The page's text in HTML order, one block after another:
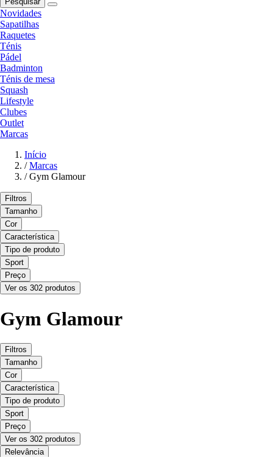
Novidades
Sapatilhas
Raquetes
Ténis
Pádel
Badminton
Ténis de mesa
Squash
Lifestyle
Clubes
Outlet
Marcas
Início
/ Marcas
/ Gym Glamour
Filtros
Tamanho
Cor
Característica
Tipo de produto
Sport
Preço
Ver os 302 produtos
Gym Glamour
Filtros
Tamanho
Cor
Característica
Tipo de produto
Sport
Preço
Ver os 302 produtos
Relevância